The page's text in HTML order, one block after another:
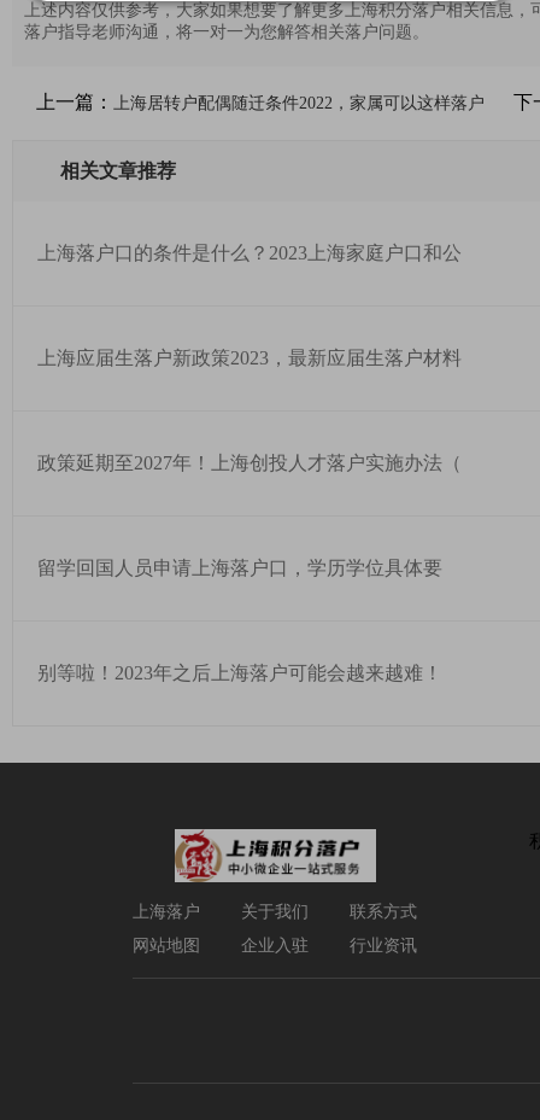
上述内容仅供参考，大家如果想要了解更多上海积分落户相关信息
落户指导老师沟通，将一对一为您解答相关落户问题。
上一篇： 上海居转户配偶随迁条件2022，家属可以这样落户 下
相关文章推荐
上海落户口的条件是什么？2023上海家庭户口和公
上海应届生落户新政策2023，最新应届生落户材料
政策延期至2027年！上海创投人才落户实施办法（
留学回国人员申请上海落户口，学历学位具体要
别等啦！2023年之后上海落户可能会越来越难！
上海落户 关于我们
联系方式
网站地图
企业入驻 行业资讯